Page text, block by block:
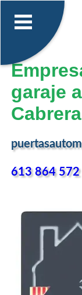
garaje
613 864 572